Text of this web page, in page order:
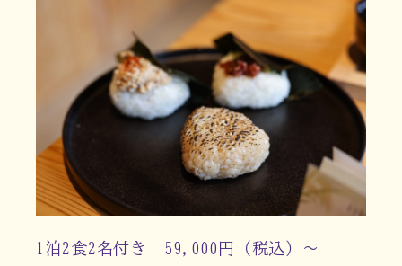
1泊2食2名付き 59,000円（税込）〜